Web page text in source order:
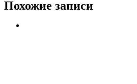
Похожие записи